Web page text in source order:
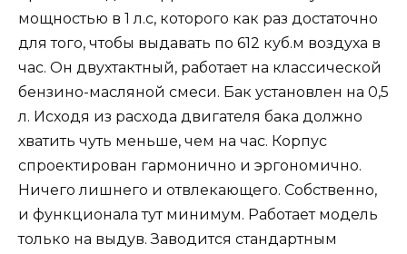
мощностью в 1 л.с, которого как раз достаточно
для того, чтобы выдавать по 612 куб.м воздуха в
час. Он двухтактный, работает на классической
бензино-масляной смеси. Бак установлен на 0,5
л. Исходя из расхода двигателя бака должно
хватить чуть меньше, чем на час. Корпус
спроектирован гармонично и эргономично.
Ничего лишнего и отвлекающего. Собственно,
и функционала тут минимум. Работает модель
только на выдув. Заводится стандартным